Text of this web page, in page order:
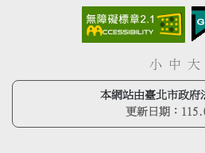
小 中 大
本網站由臺北市政府
更新日期：